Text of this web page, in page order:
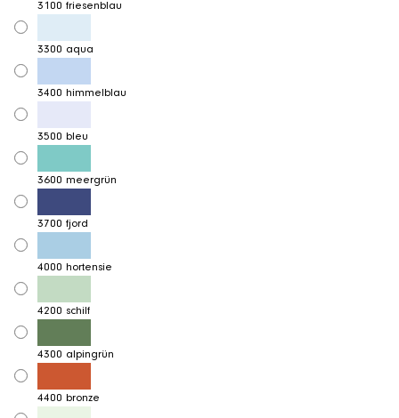
3100 friesenblau
3300 aqua
3400 himmelblau
3500 bleu
3600 meergrün
3700 fjord
4000 hortensie
4200 schilf
4300 alpingrün
4400 bronze